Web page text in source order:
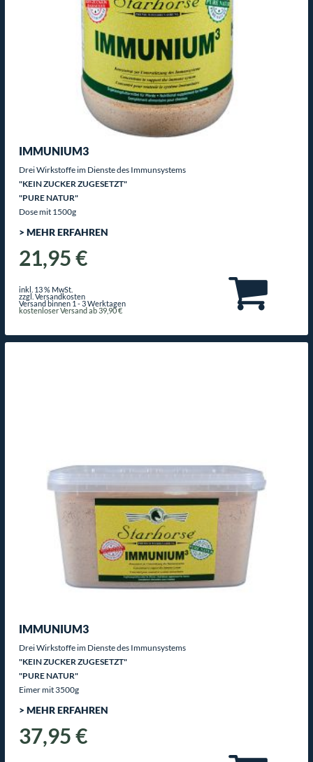
IMMUNIUM3
Drei Wirkstoffe im Dienste des Immunsystems
"KEIN ZUCKER ZUGESETZT"
"PURE NATUR"
Dose mit 1500g
> MEHR ERFAHREN
21,95 €
inkl. 13 % MwSt.
zzgl. Versandkosten
Versand binnen 1 - 3 Werktagen
kostenloser Versand ab 39,90 €
IMMUNIUM3
Drei Wirkstoffe im Dienste des Immunsystems
"KEIN ZUCKER ZUGESETZT"
"PURE NATUR"
Eimer mit 3500g
> MEHR ERFAHREN
37,95 €